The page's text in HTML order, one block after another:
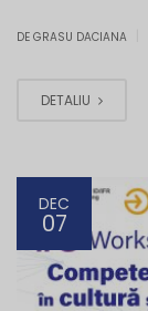
DE GRASU DACIANA
DETALIU
DEC
07